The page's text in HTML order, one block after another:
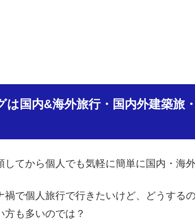
は国内&海外旅行・国内外建築旅
してから個人でも気軽に簡単に国内・海
禍で個人旅行で行きたいけど、どうする
方も多いのでは？